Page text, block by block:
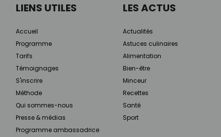
LIENS UTILES
Accueil
Programme
Tarifs
Témoignages
S'inscrire
Méthode
Qui sommes-nous
Presse & médias
Programme ambassadrice
LES ACTUS
Actualités
Astuces culinaires
Alimentation
Bien-être
Minceur
Recettes
Santé
Sport